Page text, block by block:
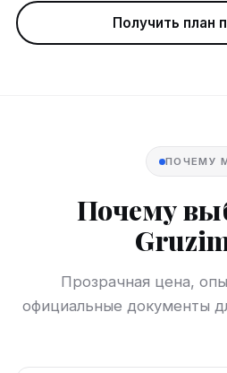
Получить план
ПОЧЕМУ
Почему
Прозрачная цена,
официальные документы